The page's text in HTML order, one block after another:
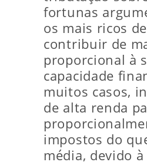
fortunas
os mais ricos
contribuir de
proporcional à
capacidade
muitos casos,
de alta renda
impostos do
média, devido